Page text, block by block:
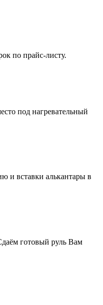
по прайс-листу.
под нагревательный
и вставки алькантары в
готовый руль Вам